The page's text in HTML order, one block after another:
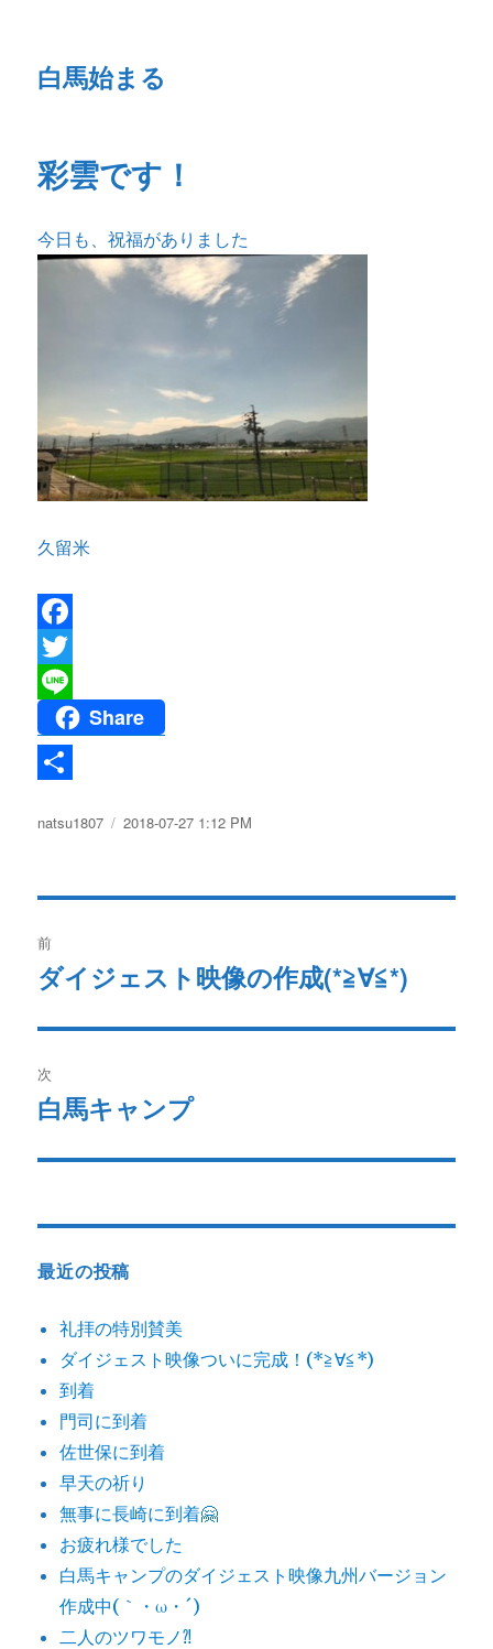
白馬始まる
彩雲です！
今日も、祝福がありました
久留米
F
a
o
k
T
t
r
e
Share
有
投
natsu1807
投
2018-07-27 1:12 PM
稿
ビ
ゲ
ー
ン
前
過
の
投
稿:
ダイジェスト映像の作成(*≧∀≦*)
次
次
投
白馬キャンプ
最近の投稿
礼拝の特別賛美
ダイジェスト映像ついに完成！(*≧∀≦*)
到着
門司に到着
佐世保に到着
早天の祈り
無事に長崎に到着🤗
お疲れ様でした
白馬キャンプのダイジェスト映像九州バージョン
作成中(｀・ω・´)
二人のツワモノ⁈